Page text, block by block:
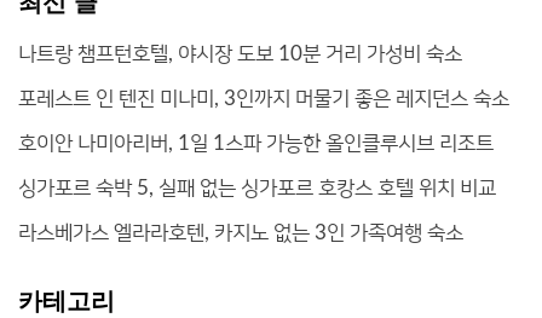
나트랑 챔프턴호텔, 야시장 도보 10분 거리 가성비 숙소
포레스트 인 텐진 미나미, 3인까지 머물기 좋은 레지던스 숙소
호이안 나미아리버, 1일 1스파 가능한 올인클루시브 리조트
싱가포르 숙박 5, 실패 없는 싱가포르 호캉스 호텔 위치 비교
라스베가스 엘라라호텐, 카지노 없는 3인 가족여행 숙소
카테고리